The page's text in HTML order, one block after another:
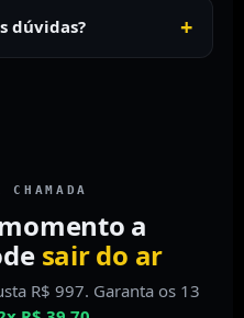
dúvidas?
a
sair do ar
R$ 997. Garanta os 13